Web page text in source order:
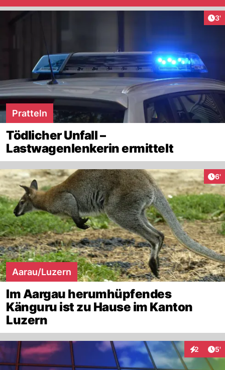
3'
Pratteln
Tödlicher Unfall –
Lastwagenlenkerin ermittelt
6'
Aarau/Luzern
Im Aargau herumhüpfendes
Känguru ist zu Hause im Kanton
Luzern
2 5'